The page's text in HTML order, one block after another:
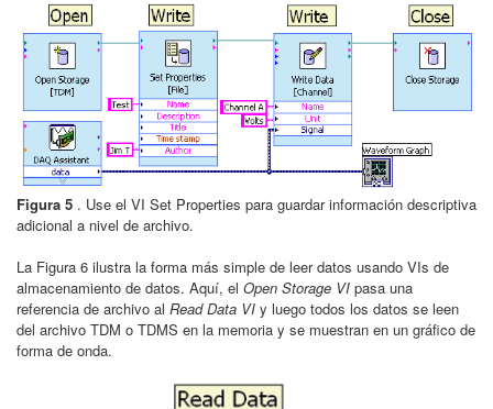
Figura 5 . Use el VI Set Properties para guardar información descriptiva
adicional a nivel de archivo.
La Figura 6 ilustra la forma más simple de leer datos usando VIs de
almacenamiento de datos. Aquí, el Open Storage VI pasa una
referencia de archivo al Read Data VI y luego todos los datos se leen
del archivo TDM o TDMS en la memoria y se muestran en un gráfico de
forma de onda.